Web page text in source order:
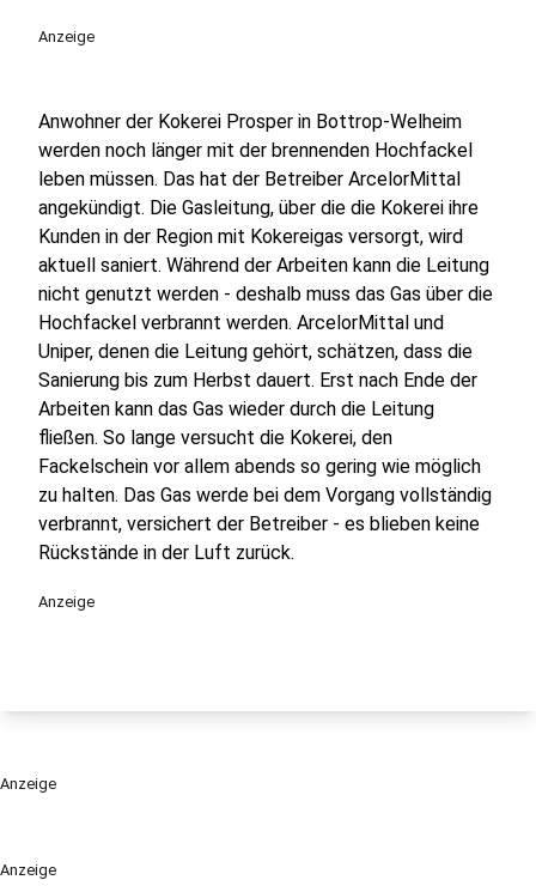
Anzeige
Anzeige
Anwohner der Kokerei Prosper in Bottrop-Welheim
werden noch länger mit der brennenden Hochfackel
leben müssen. Das hat der Betreiber ArcelorMittal
angekündigt. Die Gasleitung, über die die Kokerei ihre
Kunden in der Region mit Kokereigas versorgt, wird
aktuell saniert. Während der Arbeiten kann die Leitung
nicht genutzt werden - deshalb muss das Gas über die
Hochfackel verbrannt werden. ArcelorMittal und
Uniper, denen die Leitung gehört, schätzen, dass die
Sanierung bis zum Herbst dauert. Erst nach Ende der
Arbeiten kann das Gas wieder durch die Leitung
fließen. So lange versucht die Kokerei, den
Fackelschein vor allem abends so gering wie möglich
zu halten. Das Gas werde bei dem Vorgang vollständig
verbrannt, versichert der Betreiber - es blieben keine
Rückstände in der Luft zurück.
Anzeige
Anzeige